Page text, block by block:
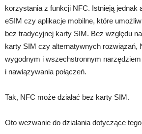
korzystania z funkcji NFC. Istnieją jednak
eSIM czy aplikacje mobilne, które
bez tradycyjnej karty SIM. Bez względu
karty SIM czy alternatywnych rozwiązań,
wygodnym i wszechstronnym narzędziem
i nawiązywania połączeń.
Tak, NFC może działać bez karty SIM.
Oto wezwanie do działania dotyczące